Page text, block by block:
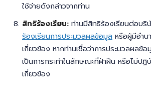
ใช้จ่ายดังกล่าวจากท่าน
สิทธิร้องเรียน: ท่านมีสิทธิร้องเรียนต่อบริ
ร้องเรียนการประมวลผลข้อมูล หรือผู้มีอำน
เกี่ยวข้อง หากท่านเชื่อว่าการประมวลผลข้
เป็นการกระทำในลักษณะที่ฝ่าฝืน หรือไม่ป
เกี่ยวข้อง